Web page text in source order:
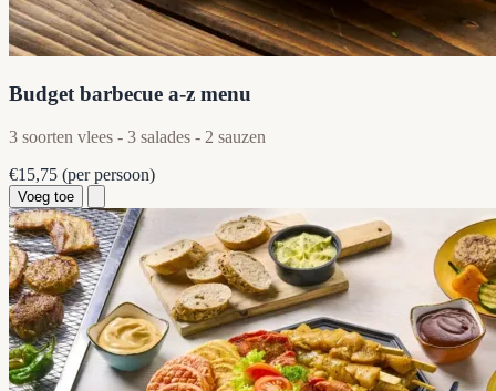
Budget barbecue a-z menu
3 soorten vlees - 3 salades - 2 sauzen
€15,75 (per persoon)
Voeg toe